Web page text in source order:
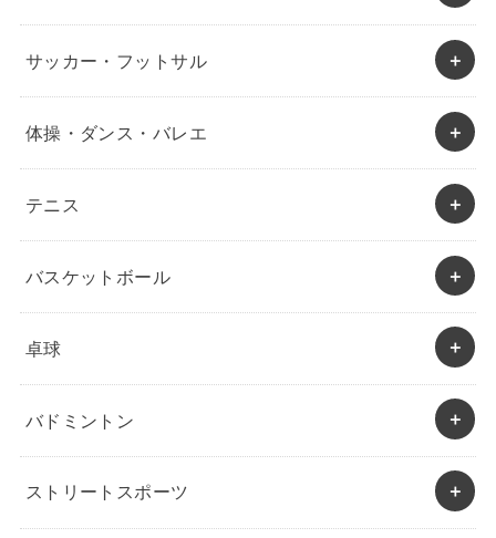
サッカー・フットサル
体操・ダンス・バレエ
テニス
バスケットボール
卓球
バドミントン
ストリートスポーツ